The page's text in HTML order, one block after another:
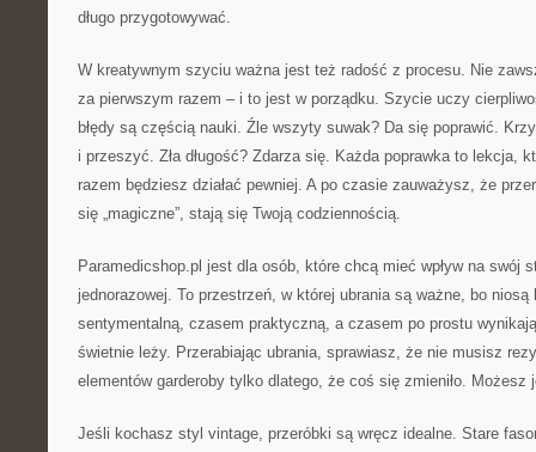
długo przygotowywać.
W kreatywnym szyciu ważna jest też radość z procesu. Nie
za pierwszym razem – i to jest w porządku. Szycie uczy
błędy są częścią nauki. Źle wszyty suwak? Da się poprawić.
i przeszyć. Zła długość? Zdarza się. Każda poprawka to lekcja,
razem będziesz działać pewniej. A po czasie zauważysz, że
się „magiczne”, stają się Twoją codziennością.
Paramedicshop.pl jest dla osób, które chcą mieć wpływ na swój
jednorazowej. To przestrzeń, w której ubrania są ważne, bo
sentymentalną, czasem praktyczną, a czasem po prostu
świetnie leży. Przerabiając ubrania, sprawiasz, że nie musisz
elementów garderoby tylko dlatego, że coś się zmieniło. Możesz
Jeśli kochasz styl vintage, przeróbki są wręcz idealne. Stare